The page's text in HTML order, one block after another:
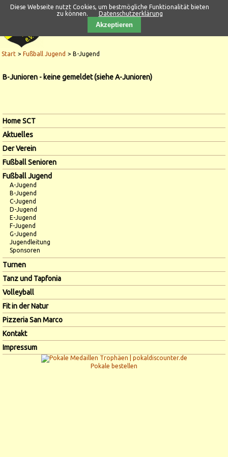
Start Fußball Jugend B-Jugend
B-Junioren - keine gemeldet (siehe A-Junioren)
Navigation
überspringen
Home SCT
Aktuelles
Der Verein
Fußball Senioren
Fußball Jugend
A-Jugend
B-Jugend
C-Jugend
D-Jugend
E-Jugend
F-Jugend
G-Jugend
Jugendleitung
Sponsoren
Turnen
Tanz und Tapfonia
Volleyball
Fit in der Natur
Pizzeria San Marco
Kontakt
Impressum
Pokale bestellen
Diese Webseite nutzt Cookies, um bestmögliche Funktionalität bieten
zu können.
Datenschutzerklärung
Akzeptieren